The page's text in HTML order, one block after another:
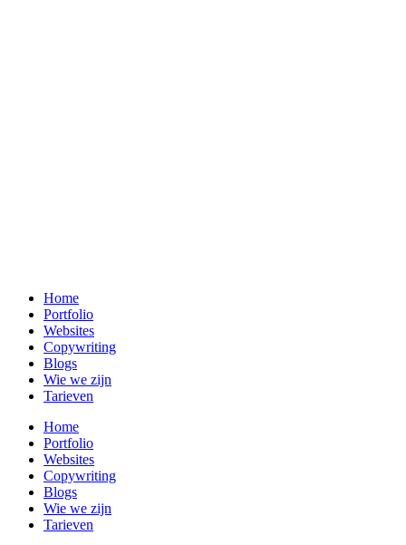
Home
Portfolio
Websites
Copywriting
Blogs
Wie we zijn
Tarieven
Home
Portfolio
Websites
Copywriting
Blogs
Wie we zijn
Tarieven